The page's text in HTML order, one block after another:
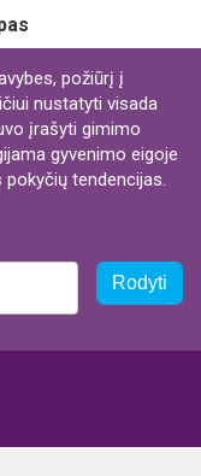
požiūrį į
nustatyti visada
įrašyti gimimo
gyvenimo eigoje
tendencijas.
Rodyti